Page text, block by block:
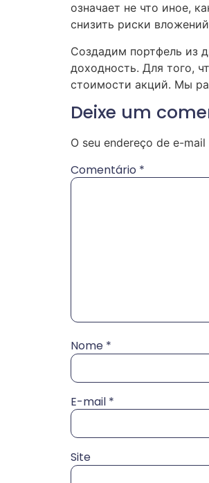
означает не что иное,
снизить риски
Создадим портфель из
доходность. Для того,
стоимости акций. Мы
Deixe um
O seu endereço de e-
Comentário *
Nome *
E-mail *
Site